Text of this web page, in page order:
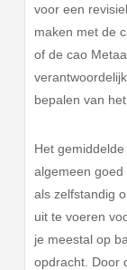
voor een
maken met de
of de cao
bepalen van het
Het
algemeen
als zelfstandig
uit te voeren
je meestal op
opdracht. Door